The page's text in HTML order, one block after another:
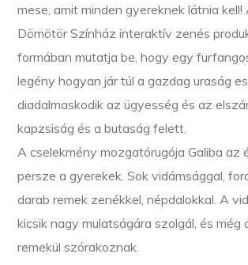
mese, amit minden gyereknek látnia kell!
Dömötör Színház interaktív zenés
formában mutatja be, hogy egy
legény hogyan jár túl a gazdag uraság
diadalmaskodik az ügyesség és az
kapzsiság és a butaság felett.
A cselekmény mozgatórugója Galiba az
persze a gyerekek. Sok vidámsággal,
darab remek zenékkel, népdalokkal. A
kicsik nagy mulatságára szolgál, és még
remekül szórakoznak.